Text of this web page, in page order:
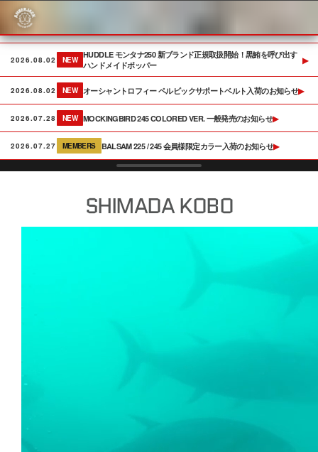
content
2026.08.02 NEW HUDDLE モンタナ250 新ブランド正規取扱開始！黒鮪を呼び出す
ハンドメイドポッパー
▶
2026.08.02 NEW オーシャントロフィー ペルビックサポートベルト入荷のお知らせ▶
2026.07.28 NEW MOCKINGBIRD 245 COLORED VER. 一般発売のお知らせ▶
2026.07.27 MEMBERS BALSAM 225 / 245 会員様限定カラー入荷のお知らせ▶
SHIMADA KOBO